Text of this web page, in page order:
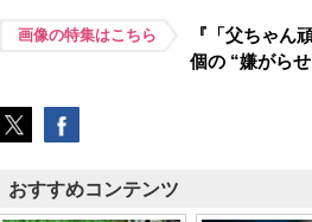
画像の特集はこちら
『「父ちゃん
個の “嫌がら
おすすめコンテンツ